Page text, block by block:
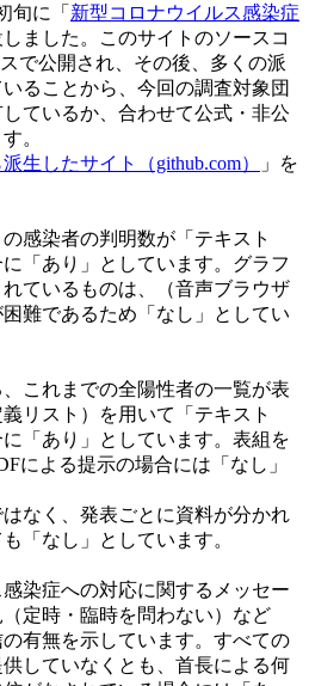
旬に「 新型コロナウイルス感染症
しました。このサイトのソースコ
で公開され、その後、多くの派
ることから、今回の調査対象団
ているか、合わせて公式・非公
。
生したサイト（github.com）
」を
感染者の判明数が「テキスト
「あり」としています。グラフ
ているものは、（音声ブラウザ
難であるため「なし」としてい
これまでの全陽性者の一覧が表
リスト）を用いて「テキスト
「あり」としています。表組を
による提示の場合には「なし」
なく、発表ごとに資料が分かれ
「なし」としています。
染症への対応に関するメッセー
定時・臨時を問わない）など
有無を示しています。すべての
していなくとも、首長による何